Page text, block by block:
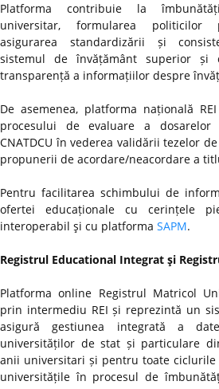
Platforma contribuie la
universitar, formularea politicilor
asigurarea standardizării și
sistemul de învățământ superior și
transparență a informațiilor despre
De asemenea, platforma națională
procesului de evaluare a
CNATDCU în vederea validării tezelor
propunerii de acordare/neacordare a
Pentru facilitarea schimbului de
ofertei educaționale cu cerințele
interoperabil şi cu platforma SAPM.
Registrul Educational Integrat şi
Platforma online Registrul Matricol
prin intermediu REI și reprezintă un
asigură gestiunea integrată a
universităților de stat și particulare
anii universitari și pentru toate
universitățile în procesul de